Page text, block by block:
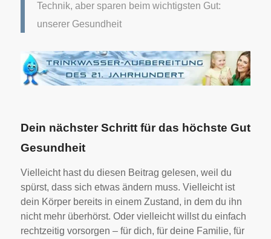
Technik, aber sparen beim wichtigsten Gut:
unserer Gesundheit
Dein nächster Schritt für das höchste Gut
Gesundheit
Vielleicht hast du diesen Beitrag gelesen, weil du
spürst, dass sich etwas ändern muss. Vielleicht ist
dein Körper bereits in einem Zustand, in dem du ihn
nicht mehr überhörst. Oder vielleicht willst du einfach
rechtzeitig vorsorgen – für dich, für deine Familie, für